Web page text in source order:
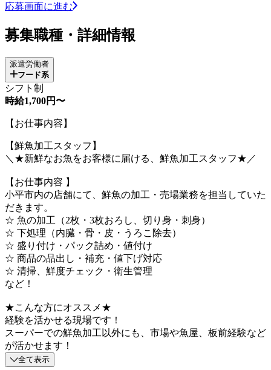
応募画面に進む
募集職種・詳細情報
派遣労働者
フード系
シフト制
時給1,700円〜
【お仕事内容】
【鮮魚加工スタッフ】
＼★新鮮なお魚をお客様に届ける、鮮魚加工スタッフ★／
【お仕事内容 】
小平市内の店舗にて、鮮魚の加工・売場業務を担当していた
だきます。
☆ 魚の加工（2枚・3枚おろし、切り身・刺身）
☆ 下処理（内臓・骨・皮・うろこ除去）
☆ 盛り付け・パック詰め・値付け
☆ 商品の品出し・補充・値下げ対応
☆ 清掃、鮮度チェック・衛生管理
など！
★こんな方にオススメ★
経験を活かせる現場です！
スーパーでの鮮魚加工以外にも、市場や魚屋、板前経験など
が活かせます！
全て表示